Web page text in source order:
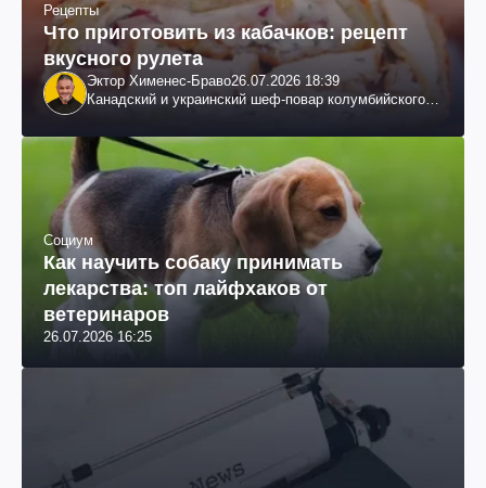
Рецепты
Что приготовить из кабачков: рецепт
вкусного рулета
Эктор Хименес-Браво26.07.2026 18:39
Канадский и украинский шеф-повар колумбийского
Социум
Как научить собаку принимать
лекарства: топ лайфхаков от
ветеринаров
26.07.2026 16:25